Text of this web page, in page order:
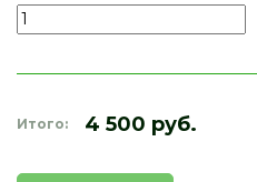
Итого: 4 500 руб.